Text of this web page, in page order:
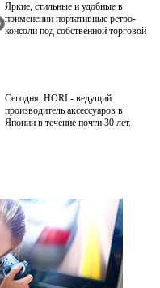
Яркие, стильные и удобные в
применении портативные ретро-
консоли под собственной торговой
Сегодня, HORI - ведущий
производитель аксессуаров в
Японии в течение почти 30 лет.